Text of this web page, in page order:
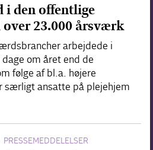
i den offentlige
23.000 årsværk
arbejdede i
om året end de
følge af bl.a. højere
ansatte på plejehjem
PRESSEMEDDELELSER